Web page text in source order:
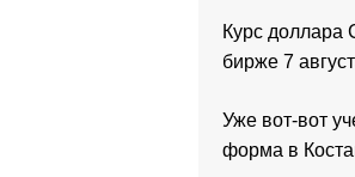
Курс доллара
бирже 7
Уже вот-вот
форма в